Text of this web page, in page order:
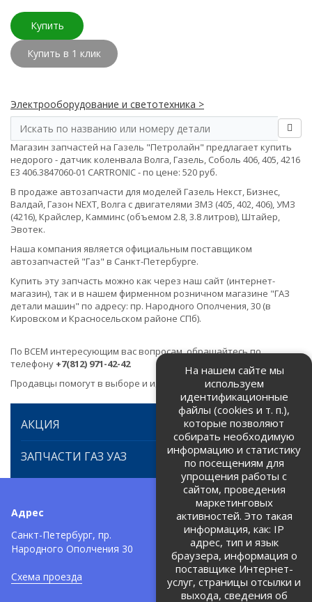
Купить
Купить в 1 клик
Электрооборудование и светотехника >
Магазин запчастей на Газель "Петролайн" предлагает купить
недорого - датчик коленвала Волга, Газель, Соболь 406, 405, 4216
Е3 406.3847060-01 CARTRONIC - по цене: 520 руб.
В продаже автозапчасти для моделей Газель Некст, Бизнес,
Валдай, Газон NEXT, Волга с двигателями ЗМЗ (405, 402, 406), УМЗ
(4216), Крайслер, Камминс (объемом 2.8, 3.8 литров), Штайер,
Эвотек.
Наша компания является официальным поставщиком
автозапчастей "Газ" в Санкт-Петербурге.
Купить эту запчасть можно как через наш сайт (интернет-
магазин), так и в нашем фирменном розничном магазине "ГАЗ
детали машин" по адресу: пр. Народного Ополчения, 30 (в
Кировском и Красносельском районе СПб).
По ВСЕМ интересующим вас вопросам, обращайтесь по
телефону +7(812) 971-42-42
Продавцы помогут в выборе и идентификации товара.
АКЦИЯ
ЗАПЧАСТИ ГАЗ УАЗ
Адрес
Санкт-Петербург, пр.
Народного Ополчения 30
Схема проезда
Телефоны:
+7 (812) 971-42-42
Политика об обработке и
защите персональных данных
Соглашение на обработку
персональных данных
На нашем сайте мы
используем
идентификационные
файлы (cookies и т. п.),
которые позволяют
собирать необходимую
информацию и статистику
по посещениям для
упрощения работы с
сайтом, проведения
маркетинговых
активностей. Это такая
информация, как: IP
адрес, тип и язык
браузера, информация о
поставщике Интернет-
услуг, страницы отсылки и
выхода, сведения об